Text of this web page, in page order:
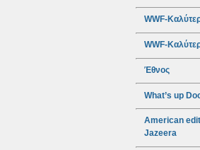
WWF-
WWF-
Έθνος
What’s up
American
Jazeera